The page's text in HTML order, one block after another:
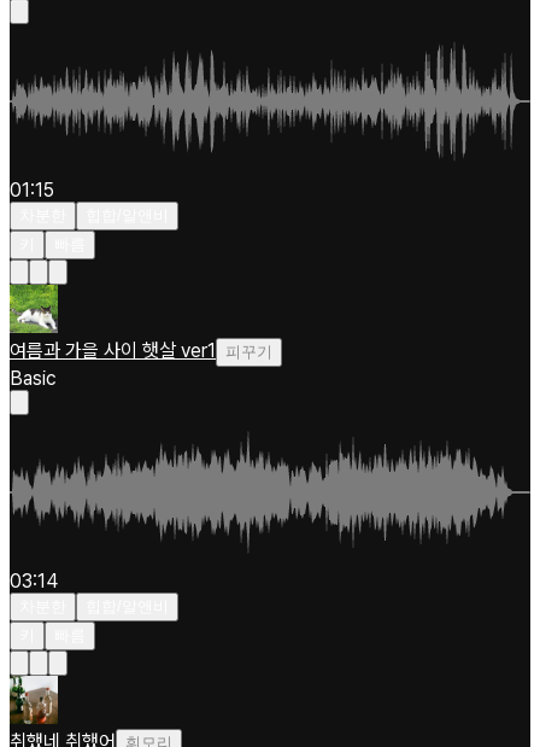
01:15
여름과 가을 사이 햇살 ver1 피꾸기
Basic
03:14
취했네 취했어 휘모리